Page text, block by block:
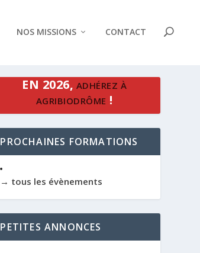
NOS MISSIONS CONTACT
EN 2026, ADHÉREZ À
AGRIBIODRÔME !
PROCHAINES FORMATIONS
→ tous les évènements
PETITES ANNONCES